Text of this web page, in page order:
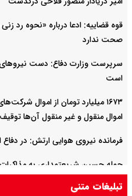
قوه قضاییه: ادعا درباره «نحوه رد
صحت ندارد
سرپرست وزارت دفاع: دست
است
۱۶۷۳ میلیارد تومان از اموال
اموال منقول و غیر منقول آن‌ها
فرمانده نیروی هوایی ارتش: در دفاع
حمله حسین شریعتمداری به مذاکرات
تبلیغات متنی